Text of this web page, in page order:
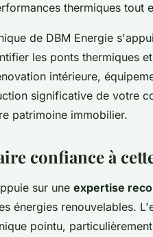
thermiques
de DBM Energie
les ponts thermiques
intérieure,
significative de votre
patrimoine immobilier.
confiance à
sur une expertise
énergies renouvelables.
pointu,